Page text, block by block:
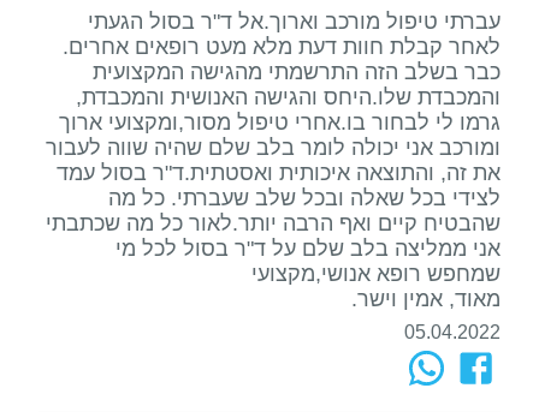
עברתי טיפול מורכב וארוך.אל ד"ר בסול הגעתי
לאחר קבלת חוות דעת מלא מעט רופאים אחרים.
כבר בשלב הזה התרשמתי מהגישה המקצועית
והמכבדת שלו.היחס והגישה האנושית והמכבדת,
גרמו לי לבחור בו.אחרי טיפול מסור,ומקצועי ארוך
ומורכב אני יכולה לומר בלב שלם שהיה שווה לעבור
את זה, והתוצאה איכותית ואסטתית.ד"ר בסול עמד
לצידי בכל שאלה ובכל שלב שעברתי. כל מה
שהבטיח קיים ואף הרבה יותר.לאור כל מה שכתבתי
אני ממליצה בלב שלם על ד"ר בסול לכל מי
מאוד, אמין וישר.
05.04.2022